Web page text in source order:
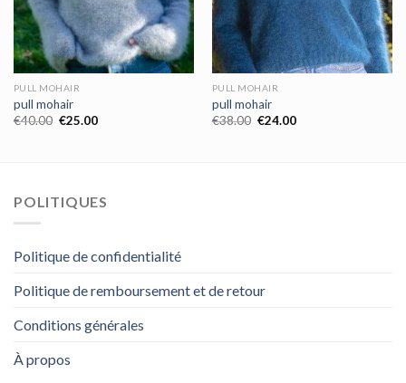
PULL MOHAIR
pull mohair
€40.00 €25.00
PULL MOHAIR
pull mohair
€38.00 €24.00
POLITIQUES
Politique de confidentialité
Politique de remboursement et de retour
Conditions générales
À propos